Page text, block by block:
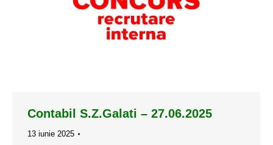
Contabil S.Z.Galati – 27.06.2025
13 iunie 2025